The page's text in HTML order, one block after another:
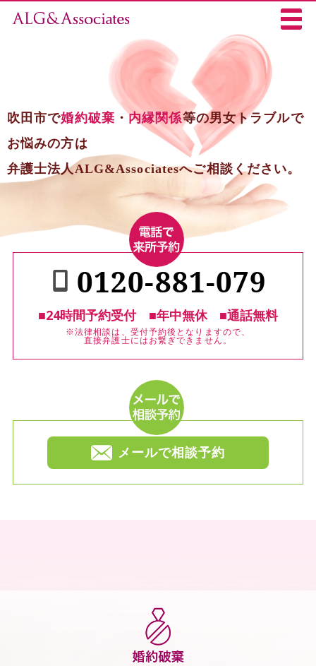
吹田市で婚約破棄 ・内縁関係等の男女トラブルで
お悩みの方は
弁護士法人ALG&Associatesへご相談ください。
0120-881-079
■24時間予約受付 ■年中無休 ■通話無料
※法律相談は、受付予約後となりますので、
直接弁護士にはお繋ぎできません。
メールで相談予約